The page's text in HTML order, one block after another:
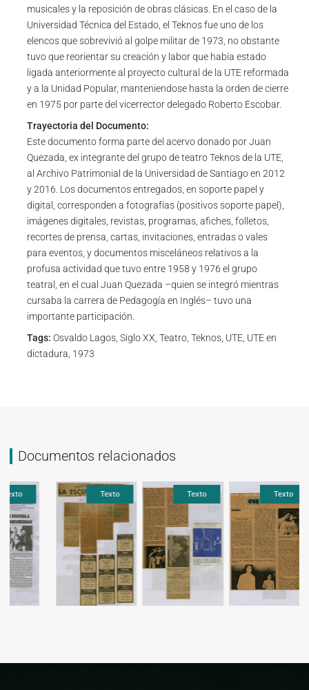
musicales y la reposición de obras clásicas. En el caso de la
Universidad Técnica del Estado, el Teknos fue uno de los
elencos que sobrevivió al golpe militar de 1973, no obstante
tuvo que reorientar su creación y labor que había estado
ligada anteriormente al proyecto cultural de la UTE reformada
y a la Unidad Popular, manteniendose hasta la orden de cierre
en 1975 por parte del vicerrector delegado Roberto Escobar.
Trayectoria del Documento:
Este documento forma parte del acervo donado por Juan
Quezada, ex integrante del grupo de teatro Teknos de la UTE,
al Archivo Patrimonial de la Universidad de Santiago en 2012
y 2016. Los documentos entregados, en soporte papel y
digital, corresponden a fotografías (positivos soporte papel),
imágenes digitales, revistas, programas, afiches, folletos,
recortes de prensa, cartas, invitaciones, entradas o vales
para eventos, y documentos misceláneos relativos a la
profusa actividad que tuvo entre 1958 y 1976 el grupo
teatral, en el cual Juan Quezada –quien se integró mientras
cursaba la carrera de Pedagogía en Inglés– tuvo una
importante participación.
Tags: Osvaldo Lagos, Siglo XX, Teatro, Teknos, UTE, UTE en
dictadura, 1973
Documentos relacionados
Texto Texto Texto